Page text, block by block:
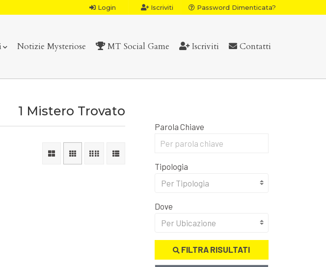
Login Iscriviti Password Dimenticata?
Notizie Mysteriose MT Social Game Iscriviti Contatti
1 Mistero Trovato
Parola Chiave
Tipologia
Per Tipologia
Dove
Per Ubicazione
FILTRA RISULTATI